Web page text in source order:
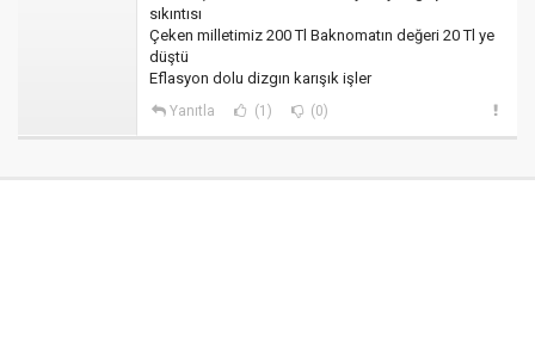
sıkıntısı
Çeken milletimiz 200 Tl Baknomatın değeri 20 Tl ye
düştü
Eflasyon dolu dizgın karışık işler
Yanıtla (1) (0)